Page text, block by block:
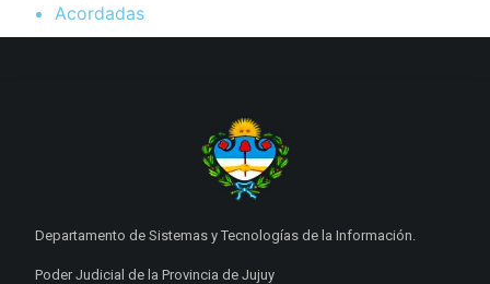
Acordadas
Departamento de Sistemas y Tecnologías de la Información.
Poder Judicial de la Provincia de Jujuy